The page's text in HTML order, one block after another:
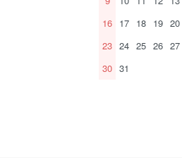
16 17 18 19 20
23 24 25 26 27
30 31